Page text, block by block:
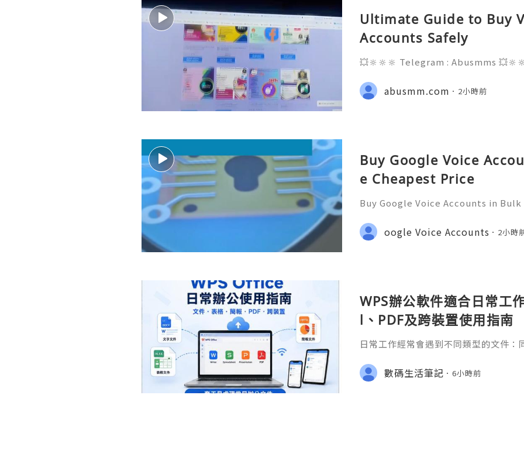
Ultimate Guide to Buy
Accounts Safely
💥🔆🔆🔆 Telegram : Abusmms
ebook Page : Abusmm 💥🔆🔆🔆
abusmm.com 2小時前
Buy Google Voice
e Cheapest Price
Buy Google Voice Accounts in
gmail.com 💎 WhatsApp:
marketit 🎮 discord: usamarketit ✅
oogle Voice Accounts 2小時
WPS辦公軟件適合日常工
l、PDF及跨裝置使用指南
日常工作經常會遇到不同類型的文件
PDF。 如果每種文件都要使用不同程
少人會接觸 WPS Offic
數碼生活筆記 6小時前